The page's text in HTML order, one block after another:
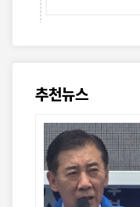
추천뉴스